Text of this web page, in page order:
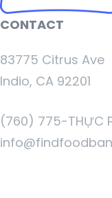
CONTACT
83775 Citrus Ave
Indio, CA 92201
(760) 775-THỰC